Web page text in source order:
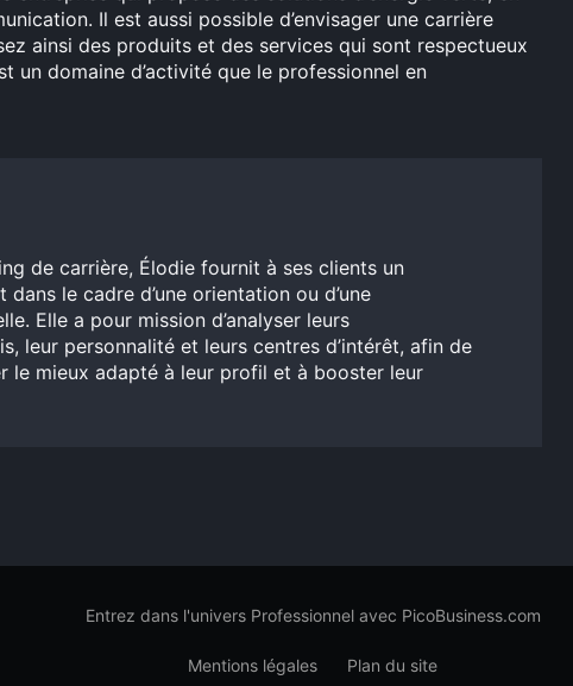
Il est aussi possible d’envisager une carrière
ainsi des produits et des services qui sont respectueux
un domaine d’activité que le professionnel en
de carrière, Élodie fournit à ses clients un
le cadre d’une orientation ou d’une
Elle a pour mission d’analyser leurs
leur personnalité et leurs centres d’intérêt, afin de
le mieux adapté à leur profil et à booster leur
Entrez dans l'univers Professionnel avec PicoBusiness.com
Mentions légales Plan du site